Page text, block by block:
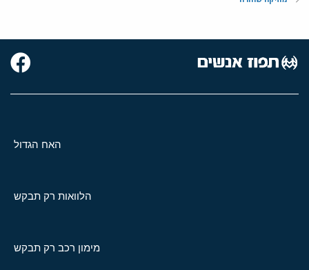
האח הגדול
הלוואות רק תבקש
מימון רכב רק תבקש